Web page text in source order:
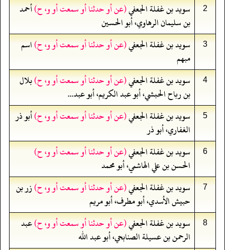
2 سويد بن غفلة الجعفي(عن أو حدثنا أو سمعت أو و، ح)أحمد
بن سليمان الرهاوي، أبو الحسين
3 سويد بن غفلة الجعفي(عن أو حدثنا أو سمعت أو و، ح)اسم
مبهم
4 سويد بن غفلة الجعفي(عن أو حدثنا أو سمعت أو و، ح)بلال
بن رباح الحبشي، أبو عبد الكريم، أبو عبد...
5 سويد بن غفلة الجعفي(عن أو حدثنا أو سمعت أو و، ح)أبو ذر
الغفاري، أبو ذر
6 سويد بن غفلة الجعفي(عن أو حدثنا أو سمعت أو و، ح)
الحسن بن علي الهاشمي، أبو محمد
7 سويد بن غفلة الجعفي(عن أو حدثنا أو سمعت أو و، ح)زر بن
حبيش الأسدي، أبو مطرف، أبو مريم
8 سويد بن غفلة الجعفي(عن أو حدثنا أو سمعت أو و، ح)عبد
الرحمن بن عسيلة الصنابحي، أبو عبد الله